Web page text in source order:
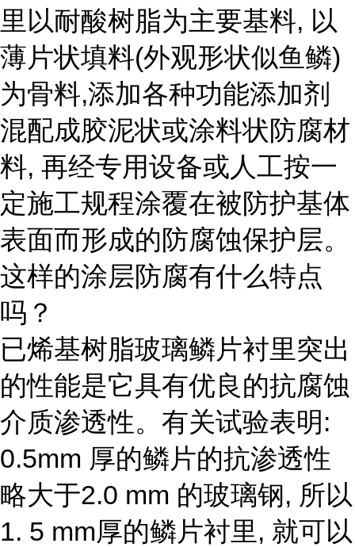
里以耐酸树脂为主要基料, 以
薄片状填料(外观形状似鱼鳞)
为骨料,添加各种功能添加剂
混配成胶泥状或涂料状防腐材
料, 再经专用设备或人工按一
定施工规程涂覆在被防护基体
表面而形成的防腐蚀保护层。
这样的涂层防腐有什么特点
吗？
已烯基树脂玻璃鳞片衬里突出
的性能是它具有优良的抗腐蚀
介质渗透性。有关试验表明:
0.5mm 厚的鳞片的抗渗透性
略大于2.0 mm 的玻璃钢, 所以
1. 5 mm厚的鳞片衬里, 就可以